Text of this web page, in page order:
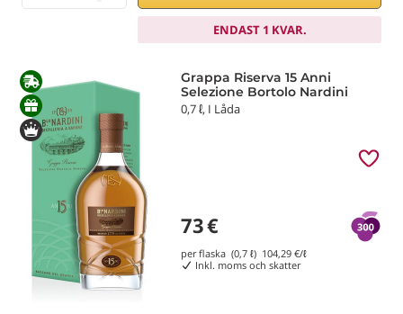
ENDAST 1 KVAR.
Grappa Riserva 15 Anni
Selezione Bortolo Nardini
0,7 ℓ, I Låda
73€
per flaska (0,7 ℓ) 104,29€/ℓ
Inkl. moms och skatter